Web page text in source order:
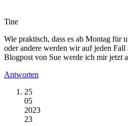
Tine
Wie praktisch, dass es ab Montag für
oder andere werden wir auf jeden Fall
Blogpost von Sue werde ich mir jetzt
Antworten
25
05
2023
23